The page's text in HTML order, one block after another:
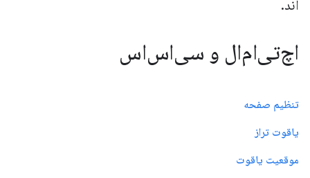
اند.
اچ‌تی‌ام‌ال و سی‌اس‌اس
تنظیم صفحه
یاقوت تراز
موقعیت یاقوت